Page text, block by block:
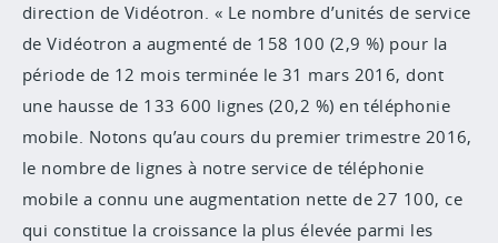
direction de Vidéotron. « Le nombre d’unités de service
de Vidéotron a augmenté de 158 100 (2,9 %) pour la
période de 12 mois terminée le 31 mars 2016, dont
une hausse de 133 600 lignes (20,2 %) en téléphonie
mobile. Notons qu’au cours du premier trimestre 2016,
le nombre de lignes à notre service de téléphonie
mobile a connu une augmentation nette de 27 100, ce
qui constitue la croissance la plus élevée parmi les